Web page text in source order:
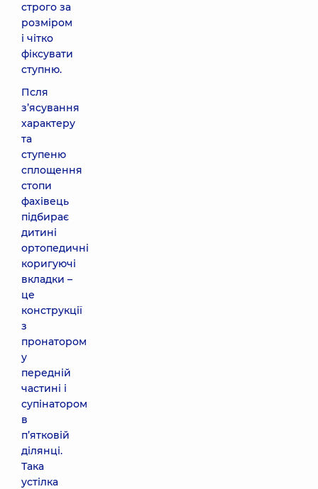
строго за
розміром
і чітко
фіксувати
ступню.
Псля
з’ясування
характеру
та
ступеню
сплощення
стопи
фахівець
підбирає
дитині
ортопедичні
коригуючі
вкладки –
це
конструкції
з
пронатором
у
передній
частині і
супінатором
в
п’ятковій
ділянці.
Така
устілка